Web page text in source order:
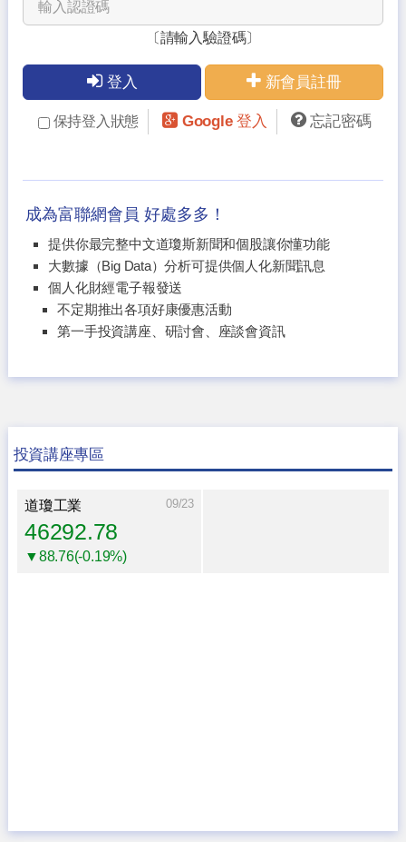
〔請輸入驗證碼〕
登入 新會員註冊
保持登入狀態 Google 登入 忘記密碼
成為富聯網會員 好處多多！
提供你最完整中文道瓊斯新聞和個股讓你懂功能
大數據（Big Data）分析可提供個人化新聞訊息
個人化財經電子報發送
不定期推出各項好康優惠活動
第一手投資講座、研討會、座談會資訊
投資講座專區
道瓊工業 09/23
46292.78
▼88.76(-0.19%)